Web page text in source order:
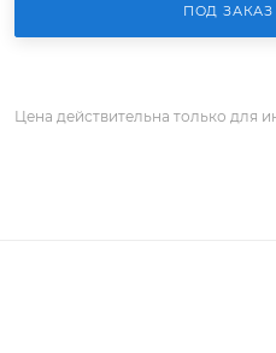
ПОД ЗАКАЗ
Цена действительна только для